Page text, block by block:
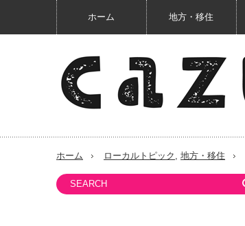
ホーム 地方・移住
ホーム ローカルトピック , 地方・移住